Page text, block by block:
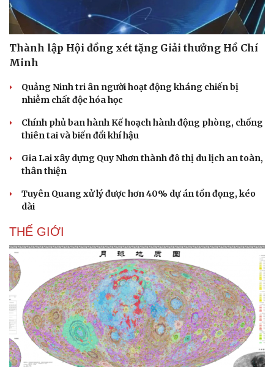
Thành lập Hội đồng xét tặng Giải thưởng Hồ Chí
Minh
Quảng Ninh tri ân người hoạt động kháng chiến bị
nhiễm chất độc hóa học
Chính phủ ban hành Kế hoạch hành động phòng, chống
thiên tai và biến đổi khí hậu
Gia Lai xây dựng Quy Nhơn thành đô thị du lịch an toàn,
thân thiện
Tuyên Quang xử lý được hơn 40% dự án tồn đọng, kéo
dài
THẾ GIỚI